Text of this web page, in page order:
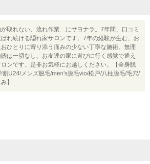
取れない、流れ作業…にサヨナラ。7年間、口コミ
れ続ける隠れ家サロンです。7年の経験が生む、お
ひとりに寄り添う痛みの少ない丁寧な施術。無理
誘は一切なし。お友達の家に遊びに行く感覚で通え
ロンです。是非お気軽にお越しください。【全身脱
割U24/メンズ脱毛/men's脱毛vio/松戸/八柱脱毛/毛穴/
】